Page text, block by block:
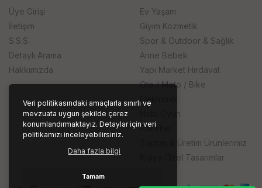
Veri politikasındaki amaçlarla sınırlı ve
mevzuata uygun şekilde çerez
konumlandırmaktayız. Detaylar için veri
politikamızı inceleyebilirsiniz.
Daha fazla bilgi
Tamam
Üye Girişi
İletişim
S.S.S.
Detaylı Arama
Hakkımızda
Ev Yaşam
Giyim Kozmetik
Spor & Outdoor & Sağlık
Anne Bebek
Yapı Market Hırdavat
Oto / Moto / Bike
Hobi Oyun
Paketler
Toptan & Üretim Ürünlerimiz
Kişiye Özel Tasarımlar